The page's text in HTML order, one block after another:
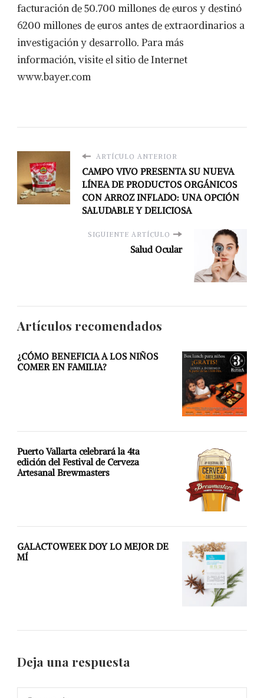
facturación de 50.700 millones de euros y destinó
6200 millones de euros antes de extraordinarios a
investigación y desarrollo. Para más
información, visite el sitio de Internet
www.bayer.com
ARTÍCULO ANTERIOR
CAMPO VIVO PRESENTA SU NUEVA
LÍNEA DE PRODUCTOS ORGÁNICOS
CON ARROZ INFLADO: UNA OPCIÓN
SALUDABLE Y DELICIOSA
SIGUIENTE ARTÍCULO
Salud Ocular
Artículos recomendados
¿CÓMO BENEFICIA A LOS NIÑOS
COMER EN FAMILIA?
Puerto Vallarta celebrará la 4ta
edición del Festival de Cerveza
Artesanal Brewmasters
GALACTOWEEK DOY LO MEJOR DE
MÍ
Deja una respuesta